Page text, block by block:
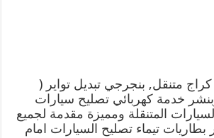
كراج متنقل, بنجرجي تبديل تواير (
خدمة كهربائي تصليح سيارات
المتنقلة ومميزة مقدمة لجميع
بطاريات تيماء تصليح السيارات امام